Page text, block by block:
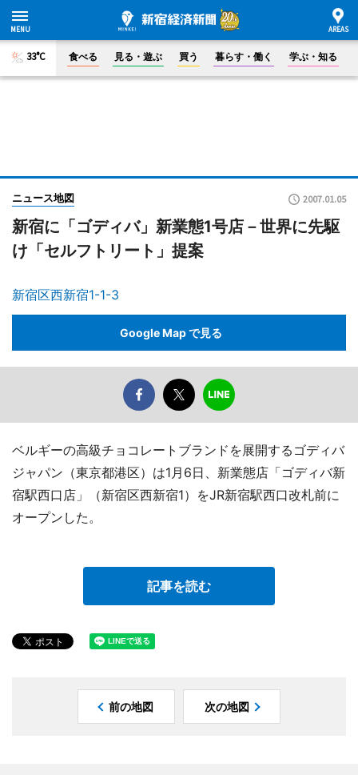
33°C 食べる 見る・遊ぶ 買う 暮らす・働く 学ぶ・知る
ニュース地図 2007.01.05
新宿に「ゴディバ」新業態1号店－世界に先駆
け「セルフトリート」提案
新宿区西新宿1-1-3
Google Map で見る
ベルギーの高級チョコレートブランドを展開するゴディバ
ジャパン（東京都港区）は1月6日、新業態店「ゴディバ新
宿駅西口店」（新宿区西新宿1）をJR新宿駅西口改札前に
オープンした。
記事を読む
前の地図 次の地図